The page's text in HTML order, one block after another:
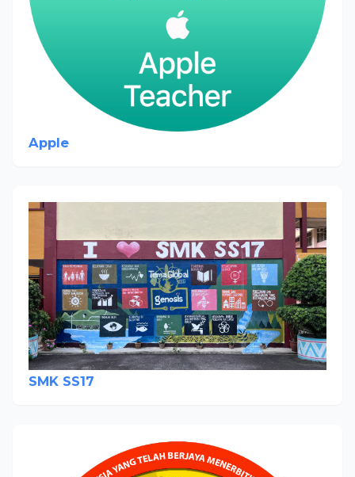
Apple
SMK SS17